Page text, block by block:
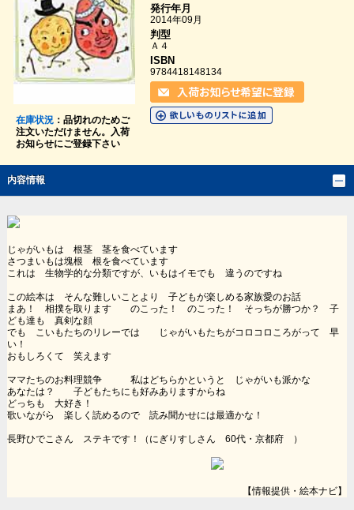
在庫状況：品切れのためご
注文いただけません。入荷
お知らせにご登録下さい
発行年月
2014年09月
判型
Ａ４
ISBN
9784418148134
内容情報
じゃがいもは 根茎 茎を食べています
さつまいもは塊根 根を食べています
これは 生物学的な分類ですが、いもはイモでも 違うのですね
この絵本は そんな難しいことより 子どもが楽しめる家族愛のお話
まあ！ 相撲を取ります のこった！ のこった！ そっちが勝つか？ 子
ども達も 真剣な顔
でも こいもたちのリレーでは じゃがいもたちがコロコロころがって 早
い！
おもしろくて 笑えます
ママたちのお料理競争 私はどちらかというと じゃがいも派かな
あなたは？ 子どもたちにも好みありますからね
どっちも 大好き！
歌いながら 楽しく読めるので 読み聞かせには最適かな！
長野ひでこさん ステキです！（にぎりすしさん 60代・京都府 ）
【情報提供・絵本ナビ】